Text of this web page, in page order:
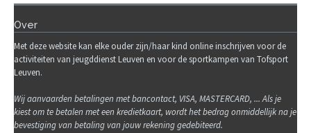
Over
Met deze website kan elke ouder zijn/haar kind online inschrijven voor de
activiteiten van jeugddienst Leuven en voor de sportkampen van Tofsport
Leuven.
Wijaanvaarden betalingen met bancontact, VISA, MASTERCARD, ... Als je
kiest om te betalen met een kredietkaart, wordt het bedrag onmiddellijk na je
bevestiging van betaling van jouw rekening gedebiteerd.